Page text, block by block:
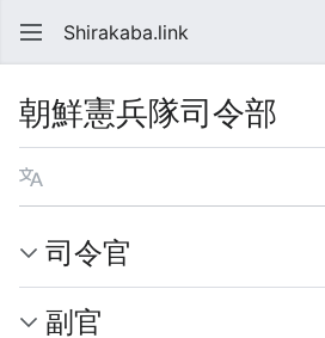
Shirakaba.link
朝鮮憲兵隊司令部
言語
司令官
副官